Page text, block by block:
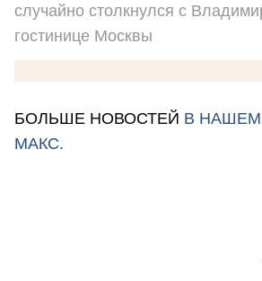
случайно столкнулся с
гостинице Москвы
БОЛЬШЕ НОВОСТЕЙ В НАШЕМ
МАКС.